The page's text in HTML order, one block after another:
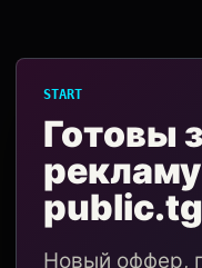
START
Готовы
Новый оффер,